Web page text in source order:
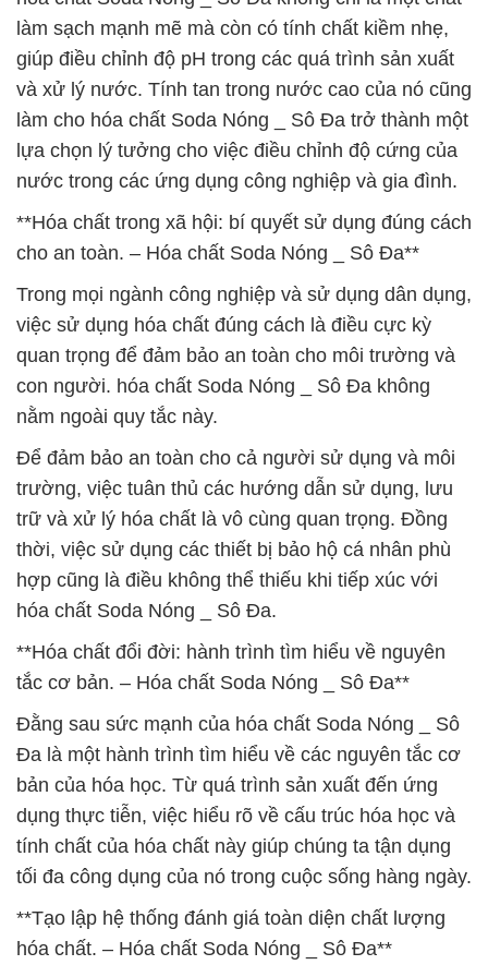
làm sạch mạnh mẽ mà còn có tính chất kiềm nhẹ,
giúp điều chỉnh độ pH trong các quá trình sản xuất
và xử lý nước. Tính tan trong nước cao của nó cũng
làm cho hóa chất Soda Nóng _ Sô Đa trở thành một
lựa chọn lý tưởng cho việc điều chỉnh độ cứng của
nước trong các ứng dụng công nghiệp và gia đình.
**Hóa chất trong xã hội: bí quyết sử dụng đúng cách
cho an toàn. – Hóa chất Soda Nóng _ Sô Đa**
Trong mọi ngành công nghiệp và sử dụng dân dụng,
việc sử dụng hóa chất đúng cách là điều cực kỳ
quan trọng để đảm bảo an toàn cho môi trường và
con người. hóa chất Soda Nóng _ Sô Đa không
nằm ngoài quy tắc này.
Để đảm bảo an toàn cho cả người sử dụng và môi
trường, việc tuân thủ các hướng dẫn sử dụng, lưu
trữ và xử lý hóa chất là vô cùng quan trọng. Đồng
thời, việc sử dụng các thiết bị bảo hộ cá nhân phù
hợp cũng là điều không thể thiếu khi tiếp xúc với
hóa chất Soda Nóng _ Sô Đa.
**Hóa chất đổi đời: hành trình tìm hiểu về nguyên
tắc cơ bản. – Hóa chất Soda Nóng _ Sô Đa**
Đằng sau sức mạnh của hóa chất Soda Nóng _ Sô
Đa là một hành trình tìm hiểu về các nguyên tắc cơ
bản của hóa học. Từ quá trình sản xuất đến ứng
dụng thực tiễn, việc hiểu rõ về cấu trúc hóa học và
tính chất của hóa chất này giúp chúng ta tận dụng
tối đa công dụng của nó trong cuộc sống hàng ngày.
**Tạo lập hệ thống đánh giá toàn diện chất lượng
hóa chất. – Hóa chất Soda Nóng _ Sô Đa**